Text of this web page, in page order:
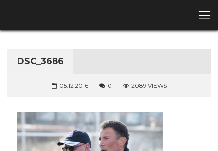
DSC_3686
05.12.2016 0 2089 VIEWS